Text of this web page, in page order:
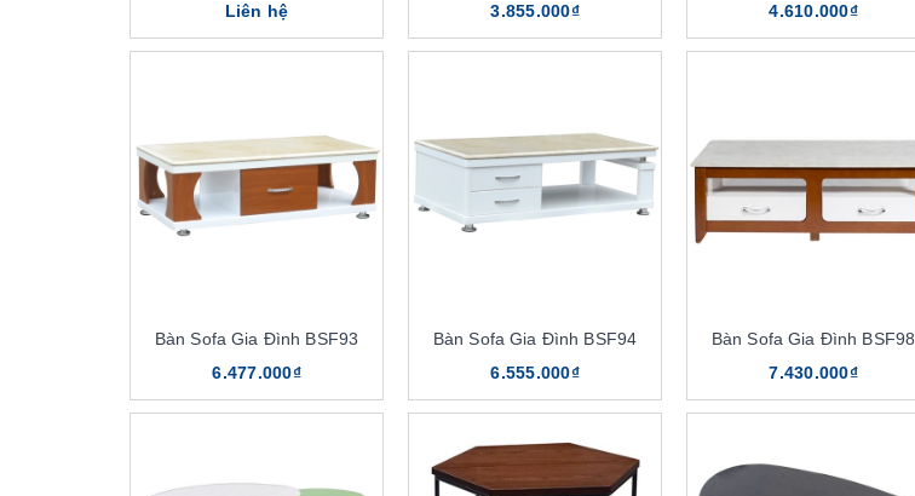
Liên hệ
3.855.000₫
4.610.000₫
Bàn Sofa Gia Đình BSF93
6.477.000₫
Bàn Sofa Gia Đình BSF94
6.555.000₫
Bàn Sofa Gia Đình BSF98
7.430.000₫